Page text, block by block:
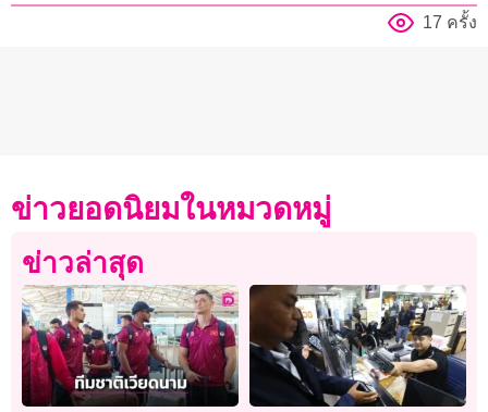
17 ครั้ง
ข่าวยอดนิยมในหมวดหมู่
ข่าวล่าสุด